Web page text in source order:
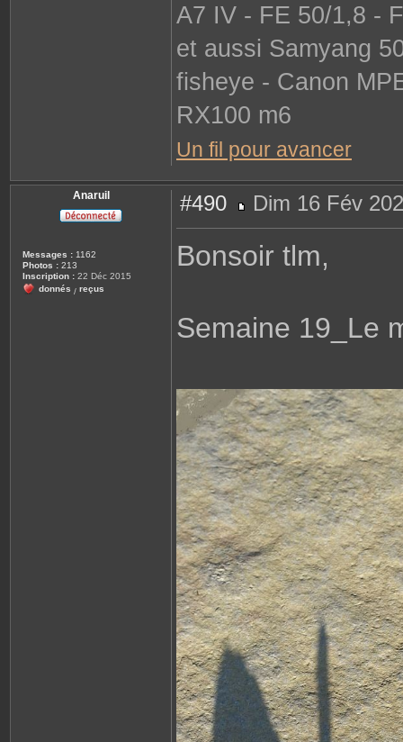
A7 IV - FE 50/1,8 -
et aussi Samyang
fisheye - Canon
RX100 m6
Un fil pour avancer
Anaruil
Messages : 1162
Photos : 213
Inscription : 22 Déc 2015
donnés / reçus
#490
e
Dim 16 Fév
Bonsoir tlm,
Semaine 19_Le